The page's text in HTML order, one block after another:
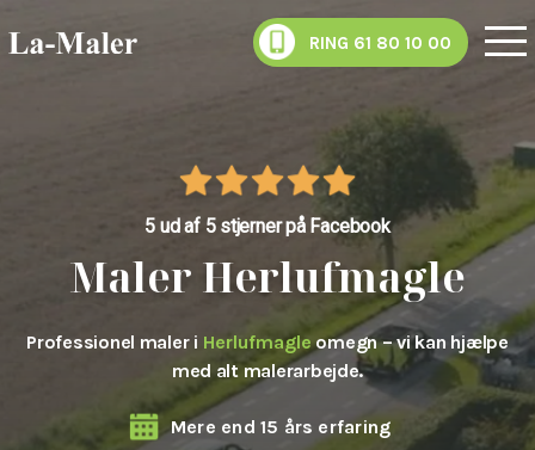
RING 61 80 10 00
5 ud af 5 stjerner på Facebook
Maler Herlufmagle
Professionel maler i Herlufmagleomegn – vi kan hjælpe
med alt malerarbejde.
Mere end 15 års erfaring